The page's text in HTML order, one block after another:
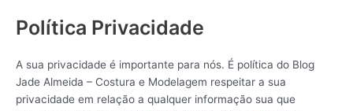
Política Privacidade
A sua privacidade é importante para nós. É política do Blog
Jade Almeida – Costura e Modelagem respeitar a sua
privacidade em relação a qualquer informação sua que